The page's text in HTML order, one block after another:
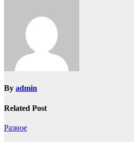
By admin
Related Post
Разное